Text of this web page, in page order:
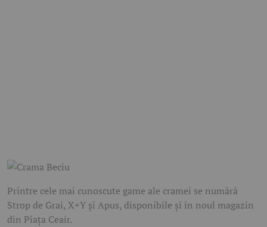
Printre cele mai cunoscute game ale cramei se numără
Strop de Grai, X+Y și Apus, disponibile și în noul magazin
din Piața Ceair.